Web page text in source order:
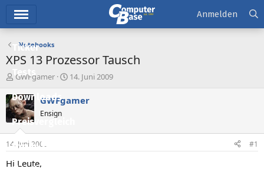
Ticker
Tests
Downloads
Preisvergleich
Forum
Aktuelles
Anmelden
Notebooks
XPS 13 Prozessor Tausch
E
s
t
e
e
GWFgamer
E
s
t
14. Juni 2009
GWFgamer
Ensign
14. Juni 2009 #1
Hi Leute,